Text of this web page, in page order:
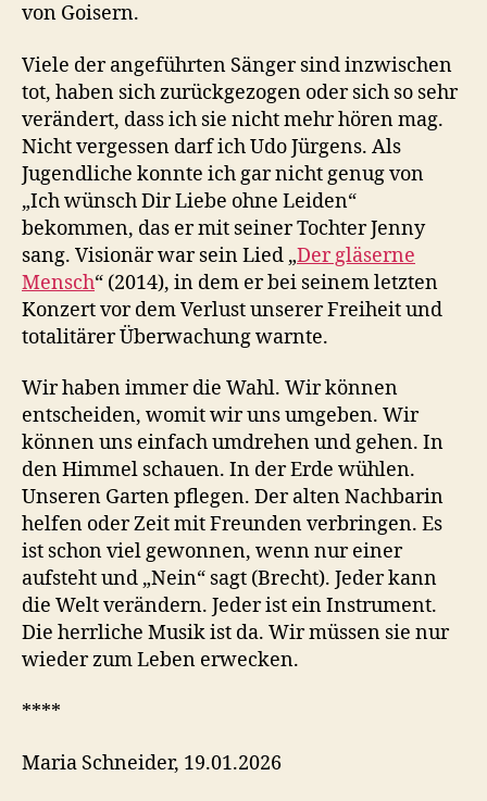
von Goisern.
Viele der angeführten Sänger sind inzwischen
tot, haben sich zurückgezogen oder sich so sehr
verändert, dass ich sie nicht mehr hören mag.
Nicht vergessen darf ich Udo Jürgens. Als
Jugendliche konnte ich gar nicht genug von
„Ich wünsch Dir Liebe ohne Leiden“
bekommen, das er mit seiner Tochter Jenny
sang. Visionär war sein Lied „Der gläserne
Mensch“ (2014), in dem er bei seinem letzten
Konzert vor dem Verlust unserer Freiheit und
totalitärer Überwachung warnte.
Wir haben immer die Wahl. Wir können
entscheiden, womit wir uns umgeben. Wir
können uns einfach umdrehen und gehen. In
den Himmel schauen. In der Erde wühlen.
Unseren Garten pflegen. Der alten Nachbarin
helfen oder Zeit mit Freunden verbringen. Es
ist schon viel gewonnen, wenn nur einer
aufsteht und „Nein“ sagt (Brecht). Jeder kann
die Welt verändern. Jeder ist ein Instrument.
Die herrliche Musik ist da. Wir müssen sie nur
wieder zum Leben erwecken.
****
Maria Schneider, 19.01.2026